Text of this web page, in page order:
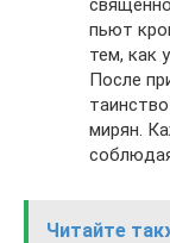
пьют
тем, как
После
мирян.
Читайте